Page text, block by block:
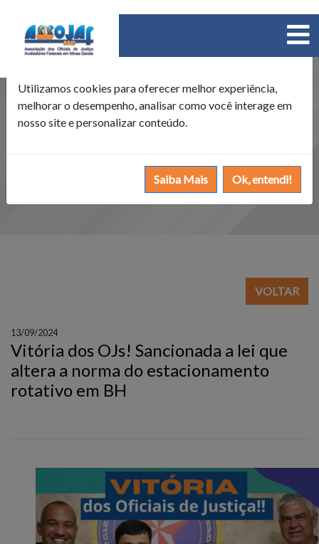
VOLTAR
13/09/2024
Vitória dos OJs! Sancionada a lei que
altera a norma do estacionamento
rotativo em BH
Política de Cookies ×
Utilizamos cookies para oferecer melhor experiência,
melhorar o desempenho, analisar como você interage em
nosso site e personalizar conteúdo.
Saiba Mais Ok, entendi!